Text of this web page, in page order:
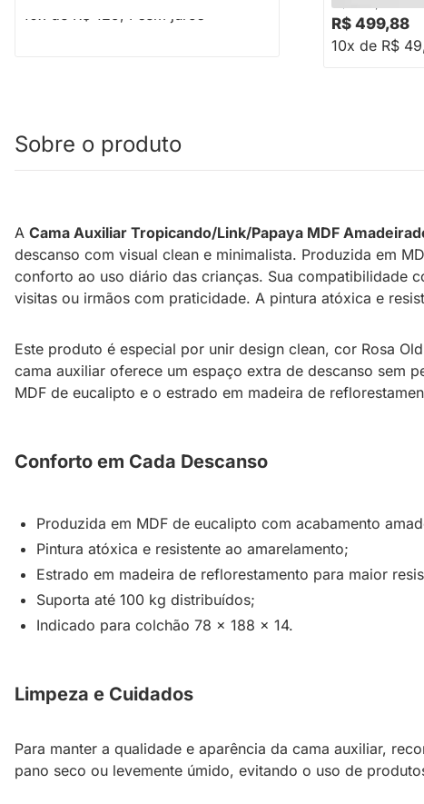
10x de R$ 125,4 sem juros
R$ 499,88
10x de R$
Sobre o produto
A Cama Auxiliar Tropicando/Link/Papaya MDF
descanso com visual clean e minimalista. Produzida em
conforto ao uso diário das crianças. Sua compatibilidade
visitas ou irmãos com praticidade. A pintura atóxica e
Este produto é especial por unir design clean, cor Rosa
cama auxiliar oferece um espaço extra de descanso sem
MDF de eucalipto e o estrado em madeira de
Conforto em Cada Descanso
Produzida em MDF de eucalipto com acabamento
Pintura atóxica e resistente ao amarelamento;
Estrado em madeira de reflorestamento para maior
Suporta até 100 kg distribuídos;
Indicado para colchão 78 x 188 x 14.
Limpeza e Cuidados
Para manter a qualidade e aparência da cama auxiliar,
pano seco ou levemente úmido, evitando o uso de